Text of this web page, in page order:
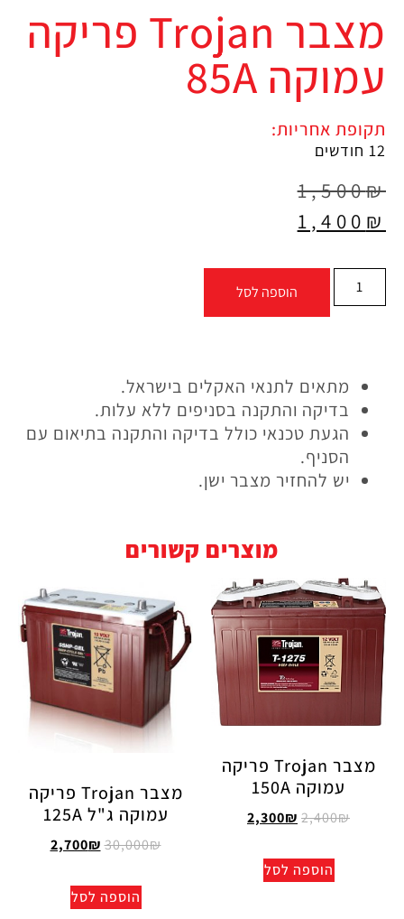
מצבר Trojan פריקה
עמוקה 85A
תקופת אחריות:
12 חודשים
1,500₪
1,400 ₪
הוספה לסל
מתאים לתנאי האקלים בישראל.
בדיקה והתקנה בסניפים ללא עלות.
הגעת טכנאי כולל בדיקה והתקנה בתיאום עם
הסניף.
יש להחזיר מצבר ישן.
מוצרים קשורים
מצבר Trojan פריקה
עמוקה 150A
2,400₪
2,300₪
הוספה לסל
מצבר Trojan פריקה
עמוקה ג"ל 125A
30,000₪
2,700₪
הוספה לסל